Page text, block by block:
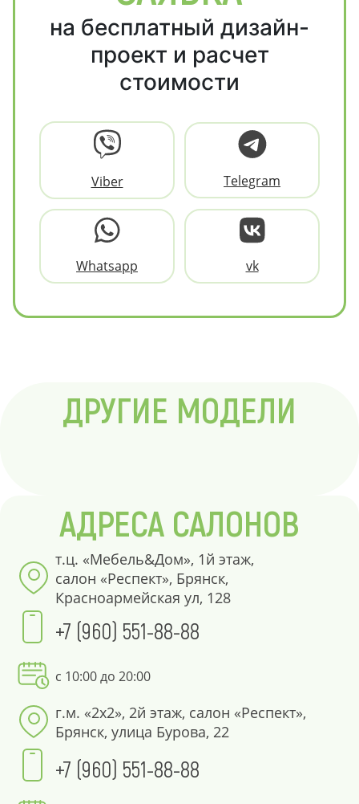
на бесплатный дизайн-
проект и расчет
стоимости
Viber Telegram
Whatsapp vk
ДРУГИЕ МОДЕЛИ
АДРЕСА САЛОНОВ
т.ц. «Мебель&Дом», 1й этаж,
салон «Респект», Брянск,
Красноармейская ул, 128
+7 (960) 551-88-88
с 10:00 до 20:00
г.м. «2х2», 2й этаж, салон «Респект»,
Брянск, улица Бурова, 22
+7 (960) 551-88-88